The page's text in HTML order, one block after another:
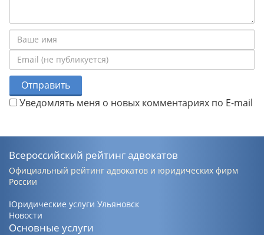
Отправить
Уведомлять меня о новых комментариях по E-mail
Всероссийский рейтинг адвокатов
Официальный рейтинг адвокатов и юридических фирм
России
Юридические услуги Ульяновск
Новости
Основные услуги